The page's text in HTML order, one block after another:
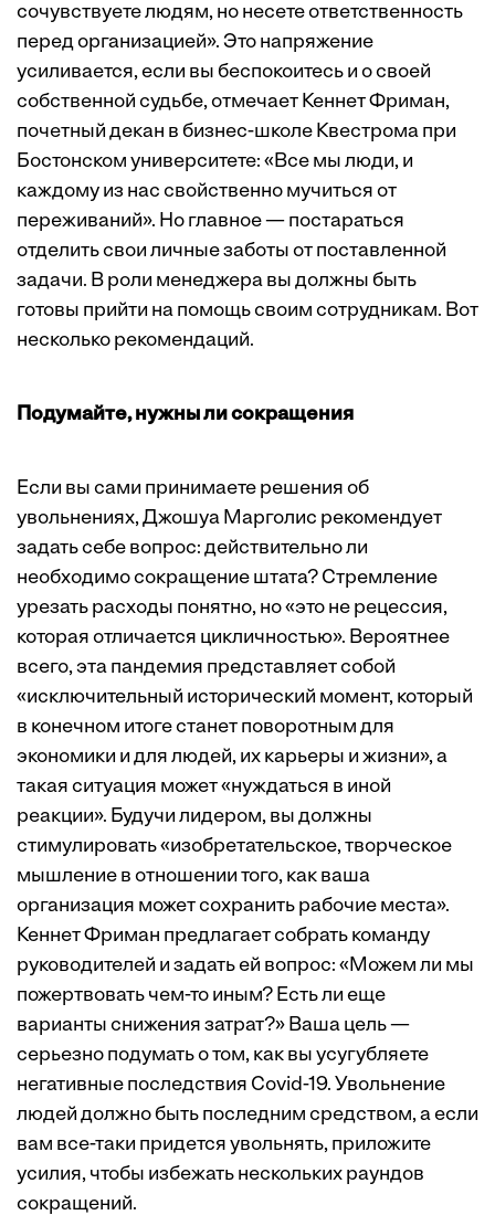
сочувствуете людям, но несете ответственность
перед организацией». Это напряжение
усиливается, если вы беспокоитесь и о своей
собственной судьбе, отмечает Кеннет Фриман,
почетный декан в бизнес-школе Квестрома при
Бостонском университете: «Все мы люди, и
каждому из нас свойственно мучиться от
переживаний». Но главное — постараться
отделить свои личные заботы от поставленной
задачи. В роли менеджера вы должны быть
готовы прийти на помощь своим сотрудникам. Вот
несколько рекомендаций.
Подумайте, нужны ли сокращения
Если вы сами принимаете решения об
увольнениях, Джошуа Марголис рекомендует
задать себе вопрос: действительно ли
необходимо сокращение штата? Стремление
урезать расходы понятно, но «это не рецессия,
которая отличается цикличностью». Вероятнее
всего, эта пандемия представляет собой
«исключительный исторический момент, который
в конечном итоге станет поворотным для
экономики и для людей, их карьеры и жизни», а
такая ситуация может «нуждаться в иной
реакции». Будучи лидером, вы должны
стимулировать «изобретательское, творческое
мышление в отношении того, как ваша
организация может сохранить рабочие места».
Кеннет Фриман предлагает собрать команду
руководителей и задать ей вопрос: «Можем ли мы
пожертвовать чем-то иным? Есть ли еще
варианты снижения затрат?» Ваша цель —
серьезно подумать о том, как вы усугубляете
негативные последствия Covid-19. Увольнение
людей должно быть последним средством, а если
вам все-таки придется увольнять, приложите
усилия, чтобы избежать нескольких раундов
сокращений.